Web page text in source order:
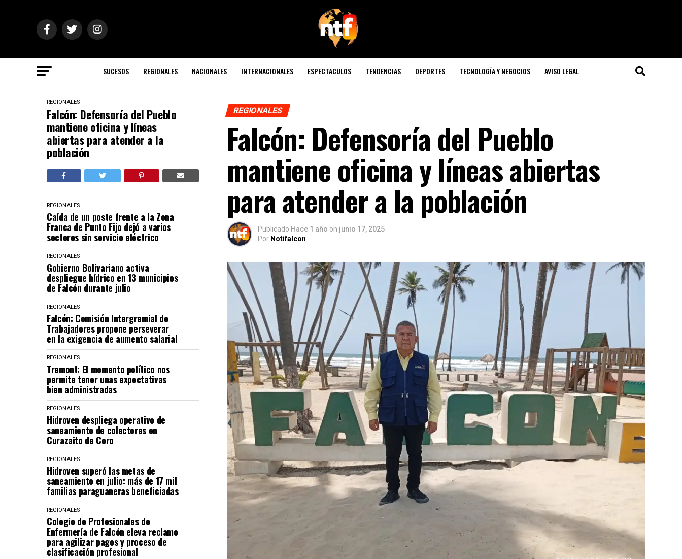
SUCESOS REGIONALES NACIONALES INTERNACIONALES ESPECTACULOS TENDENCIAS DEPORTES TECNOLOGÍA Y NEGOCIOS AVISO LEGAL
REGIONALES
Falcón: Defensoría del Pueblo
mantiene oficina y líneas
abiertas para atender a la
población
REGIONALES
Caída de un poste frente a la Zona
Franca de Punto Fijo dejó a varios
sectores sin servicio eléctrico
REGIONALES
Gobierno Bolivariano activa
despliegue hídrico en 13 municipios
de Falcón durante julio
REGIONALES
Falcón: Comisión Intergremial de
Trabajadores propone perseverar
en la exigencia de aumento salarial
REGIONALES
Tremont: El momento político nos
permite tener unas expectativas
bien administradas
REGIONALES
Hidroven despliega operativo de
saneamiento de colectores en
Curazaito de Coro
REGIONALES
Hidroven superó las metas de
saneamiento en julio: más de 17 mil
familias paraguaneras beneficiadas
REGIONALES
Colegio de Profesionales de
Enfermería de Falcón eleva reclamo
para agilizar pagos y proceso de
clasificación profesional
REGIONALES
Falcón: Defensoría del Pueblo
mantiene oficina y líneas abiertas
para atender a la población
Publicado Hace 1 año on junio 17, 2025
Por Notifalcon